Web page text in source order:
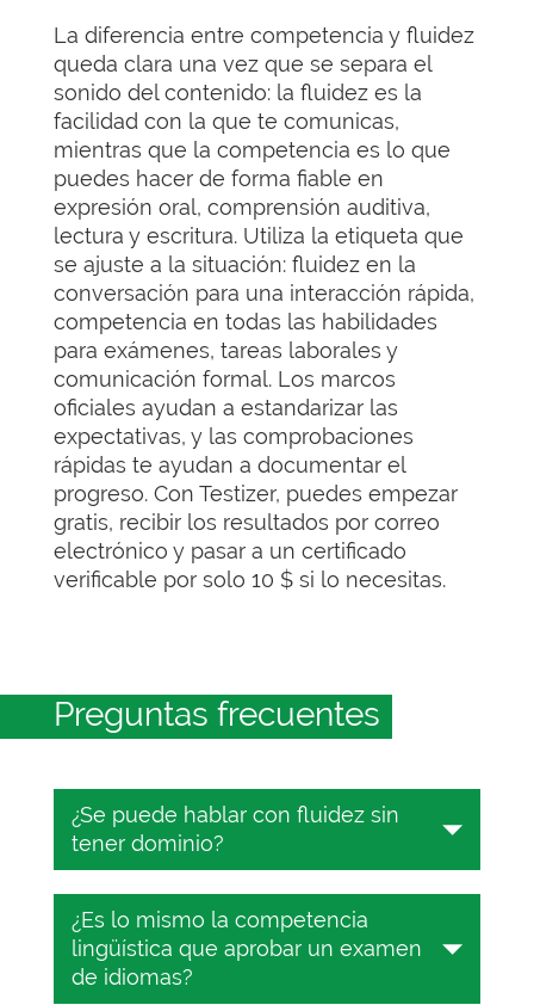
La diferencia entre competencia y fluidez
queda clara una vez que se separa el
sonido del contenido: la fluidez es la
facilidad con la que te comunicas,
mientras que la competencia es lo que
puedes hacer de forma fiable en
expresión oral, comprensión auditiva,
lectura y escritura. Utiliza la etiqueta que
se ajuste a la situación: fluidez en la
conversación para una interacción rápida,
competencia en todas las habilidades
para exámenes, tareas laborales y
comunicación formal. Los marcos
oficiales ayudan a estandarizar las
expectativas, y las comprobaciones
rápidas te ayudan a documentar el
progreso. Con Testizer, puedes empezar
gratis, recibir los resultados por correo
electrónico y pasar a un certificado
verificable por solo 10 $ si lo necesitas.
Preguntas frecuentes
¿Se puede hablar con fluidez sin
tener dominio?
Sí. Una persona puede hablar con
soltura y mantener una conversación,
pero recurrir a un vocabulario básico,
repetir frases seguras y cometer
¿Es lo mismo la competencia
lingüística que aprobar un examen
de idiomas?